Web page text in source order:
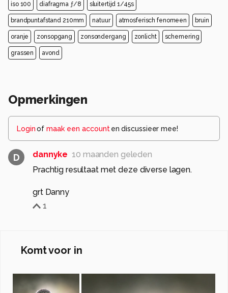
iso 100 diafragma ƒ/8 sluitertijd 1/45s
brandpuntafstand 210mm natuur atmosferisch fenomeen bruin
oranje zonsopgang zonsondergang zonlicht schemering
grassen avond
Opmerkingen
Loginof maak een account en discussieer mee!
D dannyke 10 maanden geleden
Prachtig resultaat met deze diverse lagen.
grt Danny
1
Komt voor in